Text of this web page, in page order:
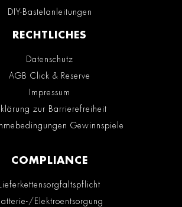
DIY-Bastelanleitungen
RECHTLICHES
Datenschutz
AGB Click & Reserve
Impressum
zur Barrierefreiheit
Gewinnspiele
COMPLIANCE
Lieferkettensorgfaltspflicht
Elektroentsorgung